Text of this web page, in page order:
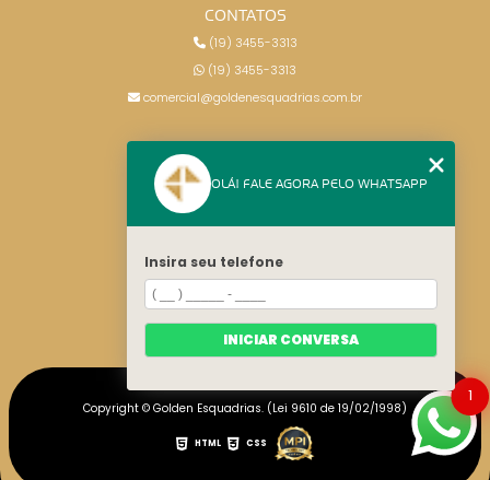
CONTATOS
(19) 3455-3313
(19) 3455-3313
comercial@goldenesquadrias.com.br
HOME
CATEGORIAS
MAPA DO SITE
Copyright © Golden Esquadrias. (Lei 9610 de 19/02/1998)
HTML CSS
1
OLÁ! FALE AGORA PELO WHATSAPP
Insira seu telefone
INICIAR CONVERSA